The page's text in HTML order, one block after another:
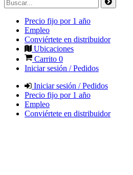
Precio fijo por 1 año
Empleo
Conviértete en distribuidor
Ubicaciones
Carrito 0
Iniciar sesión / Pedidos
Iniciar sesión / Pedidos
Precio fijo por 1 año
Empleo
Conviértete en distribuidor